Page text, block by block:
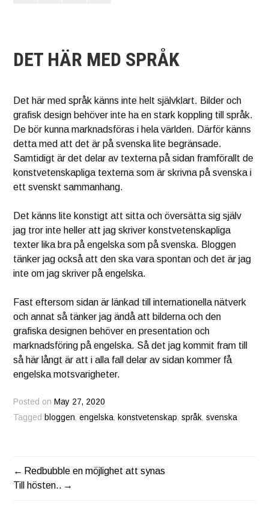
DET HÄR MED SPRÅK
Det här med språk känns inte helt självklart. Bilder och
grafisk design behöver inte ha en stark koppling till språk.
De bör kunna marknadsföras i hela världen. Därför känns
detta med att det är på svenska lite begränsade.
Samtidigt är det delar av texterna på sidan framförallt de
konstvetenskapliga texterna som är skrivna på svenska i
ett svenskt sammanhang.
Det känns lite konstigt att sitta och översätta sig själv
jag tror inte heller att jag skriver konstvetenskapliga
texter lika bra på engelska som på svenska. Bloggen
tänker jag också att den ska vara spontan och det är jag
inte om jag skriver på engelska.
Fast eftersom sidan är länkad till internationella nätverk
och annat så tänker jag ändå att bilderna och den
grafiska designen behöver en presentation och
marknadsföring på engelska. Så det jag kommit fram till
så här långt är att i alla fall delar av sidan kommer få
engelska motsvarigheter.
Posted on May 27, 2020
Tagged bloggen,engelska, konstvetenskap,språk,svenska
POST
Redbubble en möjlighet att synas
Till hösten..